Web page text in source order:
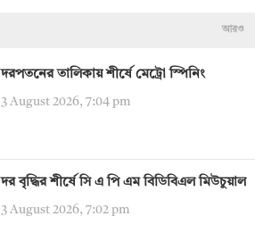
আরও
দরপতনের তালিকায় শীর্ষে মেট্রো স্পিনিং
3 August 2026, 7:04 pm
দর বৃদ্ধির শীর্ষে সি এ পি এম বিডিবিএল মিউচুয়াল
3 August 2026, 7:02 pm